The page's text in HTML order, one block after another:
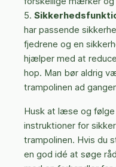
har passende
fjedrene og en
hjælper med at
hop. Man bør aldrig
trampolinen ad
Husk at læse og
instruktioner for
trampolinen. Hvis du
en god idé at søge